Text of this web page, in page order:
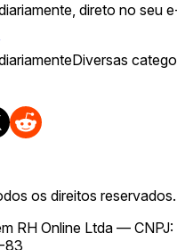
direto no seu
Diversas
os direitos reservados.
RH Online Ltda — CNPJ:
83